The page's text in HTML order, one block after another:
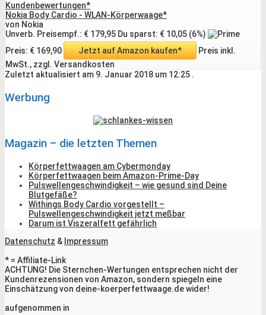
Kundenbewertungen*
Nokia Body Cardio - WLAN-Körperwaage*
von Nokia
Unverb. Preisempf.: € 179,95 Du sparst: € 10,05 (6%)
Preis: € 169,90
Jetzt auf Amazon kaufen*
Preis inkl.
MwSt., zzgl. Versandkosten
Zuletzt aktualisiert am 9. Januar 2018 um 12:25 .
Werbung
Magazin – die letzten Themen
Körperfettwaagen am Cybermonday
Körperfettwaagen beim Amazon-Prime-Day
Pulswellengeschwindigkeit – wie gesund sind Deine
Blutgefäße?
Withings Body Cardio vorgestellt –
Pulswellengeschwindigkeit jetzt meßbar
Darum ist Viszeralfett gefährlich
Datenschutz & Impressum
* = Affiliate-Link
ACHTUNG! Die Sternchen-Wertungen entsprechen nicht der
Kundenrezensionen von Amazon, sondern spiegeln eine
Einschätzung von deine-koerperfettwaage.de wider!
aufgenommen in